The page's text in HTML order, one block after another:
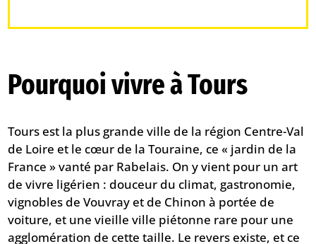
Pourquoi vivre à Tours
Tours est la plus grande ville de la région Centre-Val
de Loire et le cœur de la Touraine, ce « jardin de la
France » vanté par Rabelais. On y vient pour un art
de vivre ligérien : douceur du climat, gastronomie,
vignobles de Vouvray et de Chinon à portée de
voiture, et une vieille ville piétonne rare pour une
agglomération de cette taille. Le revers existe, et ce